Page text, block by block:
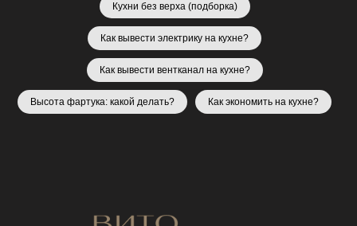
Кухни без верха (подборка)
Как вывести электрику на кухне?
Как вывести вентканал на кухне?
Высота фартука: какой делать? Как экономить на кухне?